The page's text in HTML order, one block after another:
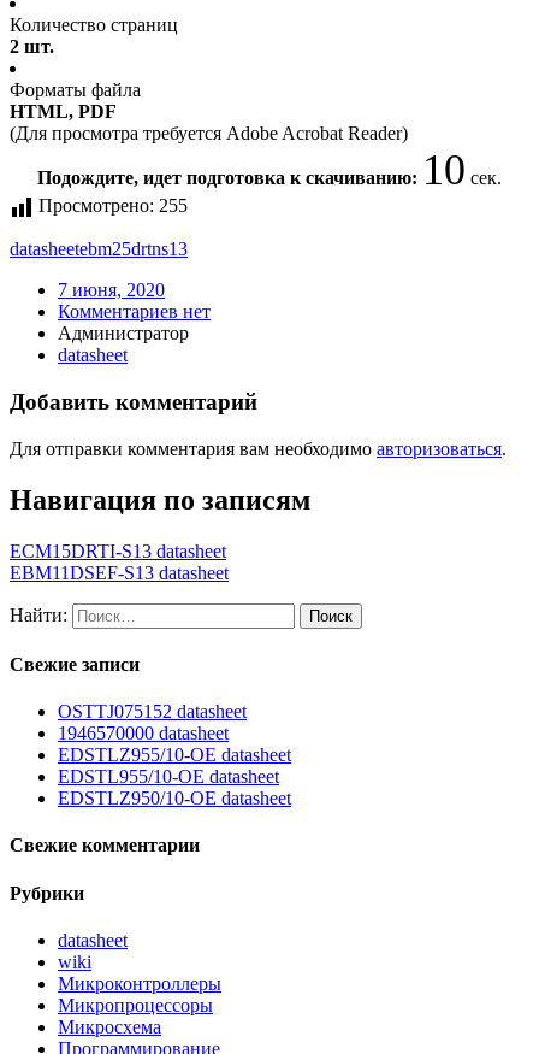
Количество страниц
2 шт.
Форматы файла
HTML, PDF
(Для просмотра требуется Adobe Acrobat Reader)
Подождите, идет подготовка к скачиванию: 10 сек.
Просмотрено: 255
datasheetebm25drtns13
7 июня, 2020
Комментариев нет
Администратор
datasheet
Добавить комментарий
Для отправки комментария вам необходимо авторизоваться.
Навигация по записям
ECM15DRTI-S13 datasheet
EBM11DSEF-S13 datasheet
Найти:
Свежие записи
OSTTJ075152 datasheet
1946570000 datasheet
EDSTLZ955/10-OE datasheet
EDSTL955/10-OE datasheet
EDSTLZ950/10-OE datasheet
Свежие комментарии
Рубрики
datasheet
wiki
Микроконтроллеры
Микропроцессоры
Микросхема
Программирование